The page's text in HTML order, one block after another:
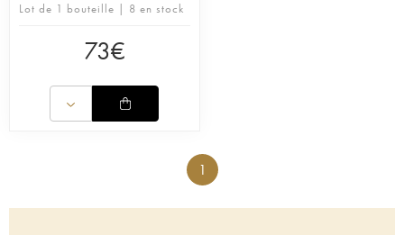
Lot de 1 bouteille | 8 en stock
73€
1